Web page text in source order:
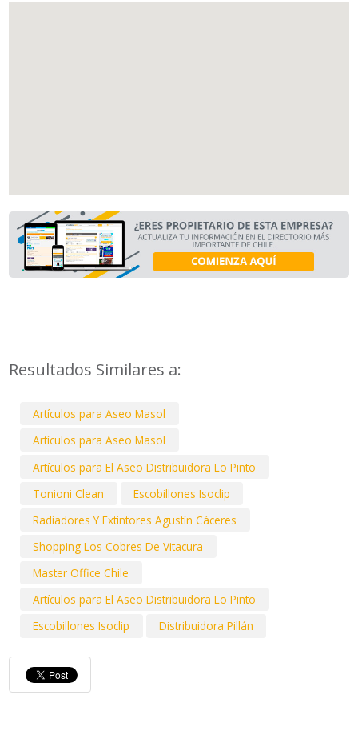
Resultados Similares a:
Artículos para Aseo Masol
Artículos para Aseo Masol
Artículos para El Aseo Distribuidora Lo Pinto
Tonioni Clean
Escobillones Isoclip
Radiadores Y Extintores Agustín Cáceres
Shopping Los Cobres De Vitacura
Master Office Chile
Artículos para El Aseo Distribuidora Lo Pinto
Escobillones Isoclip
Distribuidora Pillán